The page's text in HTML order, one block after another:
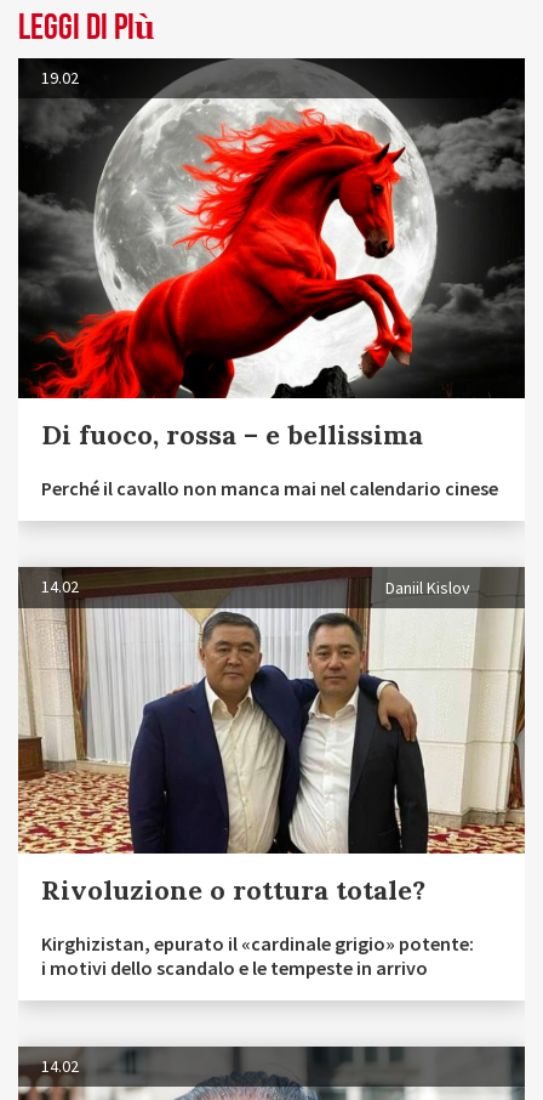
Leggi di più
19.02
Di fuoco, rossa – e bellissima
Perché il cavallo non manca mai nel calendario cinese
14.02 Daniil Kislov
Rivoluzione o rottura totale?
Kirghizistan, epurato il «cardinale grigio» potente:
i motivi dello scandalo e le tempeste in arrivo
14.02